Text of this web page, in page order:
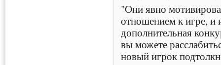
"Они явно
отношением к игре,
дополнительная
вы можете
новый игрок